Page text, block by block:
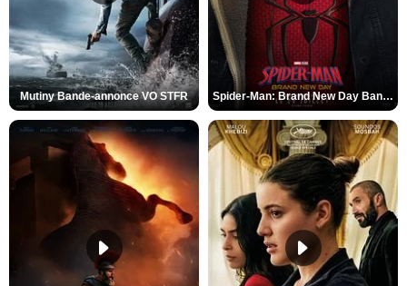
Mutiny Bande-annonce VO STFR Spider-Man: Brand New Day Bande-annonce VO STFR